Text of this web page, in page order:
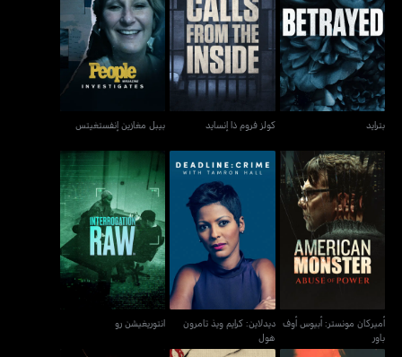
بترايد
بترايد
كولز فروم ذا إنسايد
كولز فروم ذا إنسايد
بيبل مغازين إنفستغيتس
بيبل مغازين إنفستغيتس
أميركان مونستر: أبيوس أوف
باور
أميركان مونستر: أبيوس أوف
باور
ديدلاين: كرايم ويذ تامرون
هول
ديدلاين: كرايم ويذ تامرون
هول
انتوريغيشن رو
انتوريغيشن رو